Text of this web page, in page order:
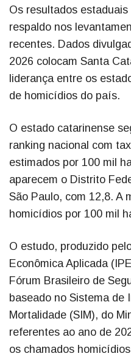
Os resultados
respaldo nos
recentes. Dados
2026 colocam Santa
liderança entre os
de homicídios do país.
O estado catarinense
ranking nacional com
estimados por 100 mil
aparecem o Distrito
São Paulo, com 12,8. A
homicídios por 100 mil
O estudo, produzido
Econômica Aplicada
Fórum Brasileiro de
baseado no Sistema de
Mortalidade (SIM), do
referentes ao ano de
os chamados